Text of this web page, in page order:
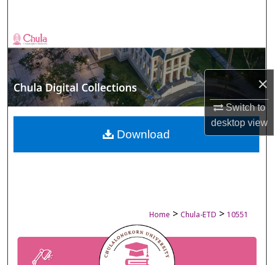
×
Switch to
desktopview
Browse Collections
My Account
About
Digital Commons Network™
Home > Chula-ETD > 10551
Download